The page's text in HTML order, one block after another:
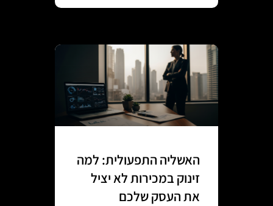
האשליה התפעולית: למה
זינוק במכירות לא יציל
את העסק שלכם